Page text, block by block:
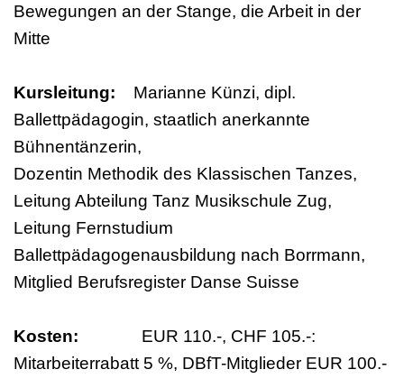
Bewegungen an der Stange, die Arbeit in der
Mitte
Kursleitung: Marianne Künzi, dipl.
Ballettpädagogin, staatlich anerkannte
Bühnentänzerin,
Dozentin Methodik des Klassischen Tanzes,
Leitung Abteilung Tanz Musikschule Zug,
Leitung Fernstudium
Ballettpädagogenausbildung nach Borrmann,
Mitglied Berufsregister Danse Suisse
Kosten: EUR 110.-, CHF 105.-:
Mitarbeiterrabatt 5 %, DBfT-Mitglieder EUR 100.-